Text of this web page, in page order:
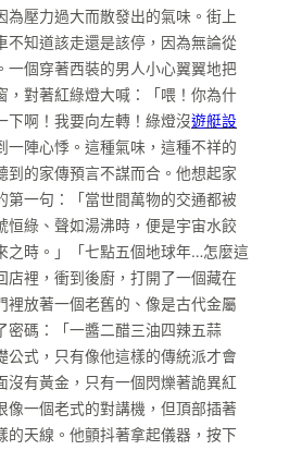
為壓力過大而散發出的氣味。街上
不知道該走還是該停，因為無論從
一個穿著西裝的男人小心翼翼地把
，對著紅綠燈大喊：「喂！你為什
下啊！我要向左轉！綠燈沒遊艇設
一陣心悸。這種氣味，這種不祥的
到的家傳預言不謀而合。他想起家
第一句：「當世間萬物的交通都被
恒綠、聲如湯沸時，便是宇宙水餃
之時。」「七點五個地球年…怎麼這
店裡，衝到後廚，打開了一個藏在
裡放著一個老舊的、像是古代金屬
密碼：「一醬二醋三油四辣五蒜
公式，只有像他這樣的傳統派才會
沒有黃金，只有一個閃爍著詭異紅
像一個老式的對講機，但頂部插著
的天線。他顫抖著拿起儀器，按下